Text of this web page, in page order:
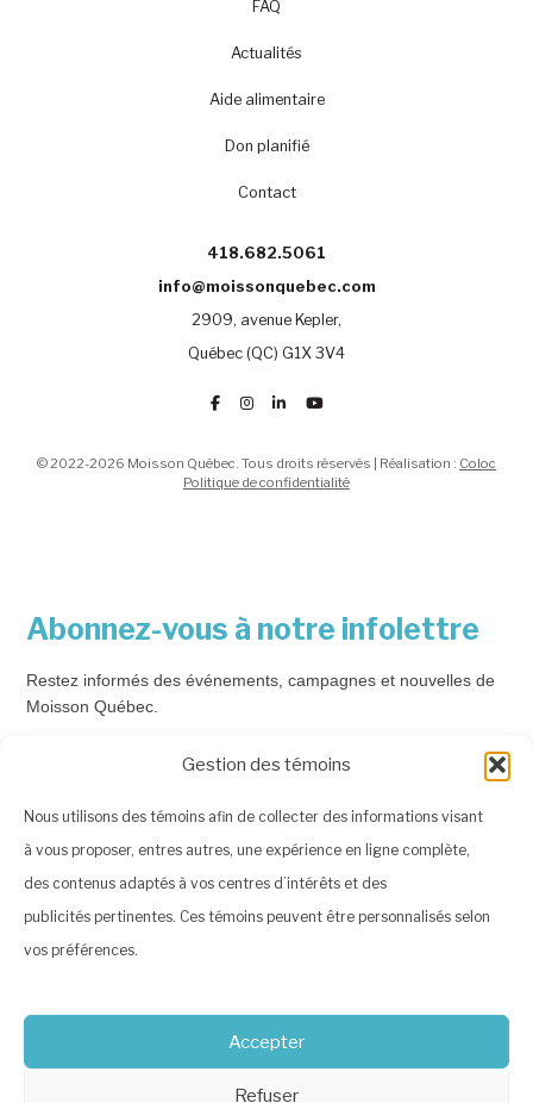
Gestion des témoins
Nous utilisons des témoins afin de collecter des informations visant
à vous proposer, entres autres, une expérience en ligne complète,
des contenus adaptés à vos centres d’intérêts et des
publicités pertinentes. Ces témoins peuvent être personnalisés selon
vos préférences.
Accepter
Refuser
FAQ
Actualités
Aide alimentaire
Don planifié
Contact
418.682.5061
info@moissonquebec.com
2909, avenue Kepler,
Québec (QC) G1X 3V4
© 2022-2026 Moisson Québec. Tous droits réservés | Réalisation : Coloc
Politique de confidentialité
Abonnez-vous à notre infolettre
Restez informés des événements, campagnes et nouvelles de
Moisson Québec.
Prénom
Nom
*Champs requis